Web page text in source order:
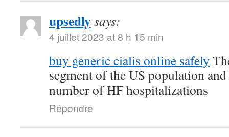
upsedlysays:
4 juillet 2023 at 8 h 15 min
buy generic cialis online safely
segment of the US population
number of HF hospitalizations
Répondre